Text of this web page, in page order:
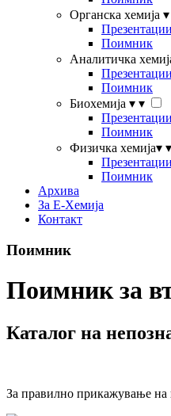
Органска хемија ▾
Презентации
Поимник
Аналитичка
Презентации
Поимник
Биохемија ▾ ▾
Презентации
Поимник
Физичка хемија▾ ▾
Презентации
Поимник
Архива
За Е-Хемија
Контакт
Поимник
Поимник за
Каталог на
За правилно прикажување на